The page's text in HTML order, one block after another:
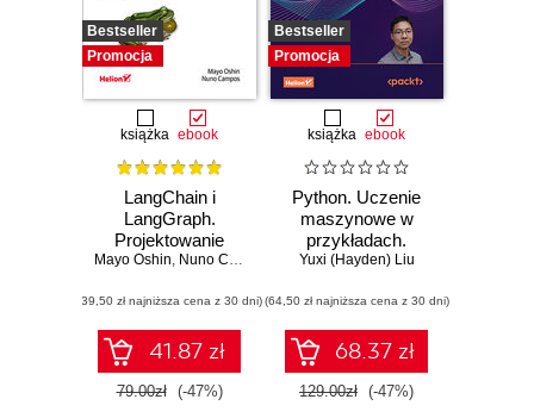
Bestseller
Promocja
książka ebook
LangChain i
LangGraph.
Projektowanie
aplikacji opartych
modelach
językowych w
praktyce
Mayo Oshin, Nuno Campos
(39,50 zł najniższa cena z 30 dni)
41.87 zł
79.00zł (-47%)
Bestseller
Promocja
książka ebook
Python. Uczenie
maszynowe w
przykładach.
Najlepsze praktyki
zastosowaniach.
Wydanie IV
Yuxi (Hayden) Liu
(64,50 zł najniższa cena z 30 dni)
68.37 zł
129.00zł (-47%)